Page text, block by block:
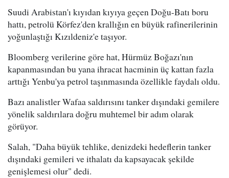
Suudi Arabistan'ı kıyıdan kıyıya geçen Doğu-Batı boru
hattı, petrolü Körfez'den krallığın en büyük rafinerilerinin
yoğunlaştığı Kızıldeniz'e taşıyor.
Bloomberg verilerine göre hat, Hürmüz Boğazı'nın
kapanmasından bu yana ihracat hacminin üç kattan fazla
arttığı Yenbu'ya petrol taşınmasında özellikle faydalı oldu.
Bazı analistler Wafaa saldırısını tanker dışındaki gemilere
yönelik saldırılara doğru muhtemel bir adım olarak
görüyor.
Salah, "Daha büyük tehlike, denizdeki hedeflerin tanker
dışındaki gemileri ve ithalatı da kapsayacak şekilde
genişlemesi olur" dedi.